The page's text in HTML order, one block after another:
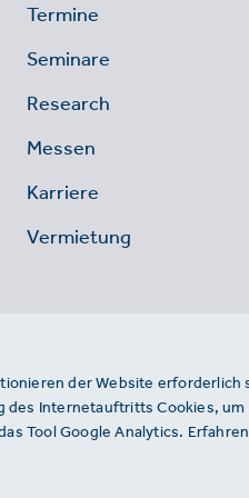
Termine
Seminare
Research
Messen
Karriere
Vermietung
der Website erforderlich
des Internetauftritts Cookies,
Tool Google Analytics.